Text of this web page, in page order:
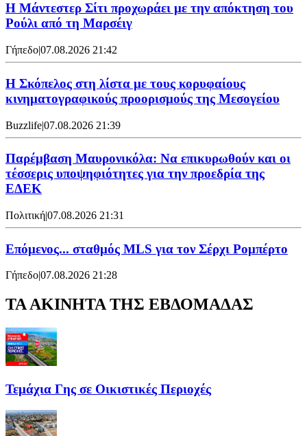
Η Μάντεστερ Σίτι προχωράει με την απόκτηση του
Ρούλι από τη Μαρσέιγ
Γήπεδο|07.08.2026 21:42
Η Σκόπελος στη λίστα με τους κορυφαίους
κινηματογραφικούς προορισμούς της Μεσογείου
Buzzlife|07.08.2026 21:39
Παρέμβαση Μαυρονικόλα: Να επικυρωθούν και οι
τέσσερις υποψηφιότητες για την προεδρία της
ΕΔΕΚ
Πολιτική|07.08.2026 21:31
Επόμενος... σταθμός MLS για τον Σέρχι Ρομπέρτο
Γήπεδο|07.08.2026 21:28
ΤΑ ΑΚΙΝΗΤΑ ΤΗΣ ΕΒΔΟΜΑΔΑΣ
Τεμάχια Γης σε Οικιστικές Περιοχές